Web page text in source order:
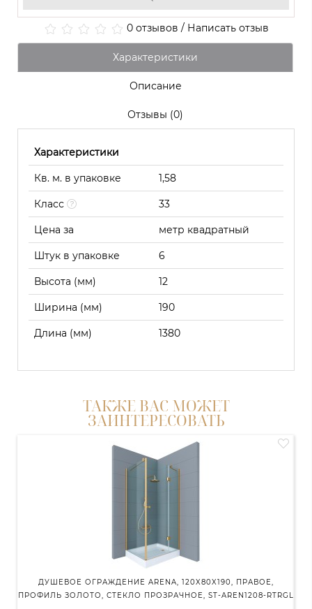
0 отзывов / Написать отзыв
Характеристики
Описание
Отзывы (0)
Характеристики
Кв. м. в упаковке 1,58
Класс 33
Цена за метр квадратный
Штук в упаковке 6
Высота (мм) 12
Ширина (мм) 190
Длина (мм) 1380
ТАКЖЕ ВАС МОЖЕТ
ЗАИНТЕРЕСОВАТЬ
ДУШЕВОЕ ОГРАЖДЕНИЕ ARENA, 120X80X190, ПРАВОЕ,
ПРОФИЛЬ ЗОЛОТО, СТЕКЛО ПРОЗРАЧНОЕ, ST-AREN1208-RTRGL